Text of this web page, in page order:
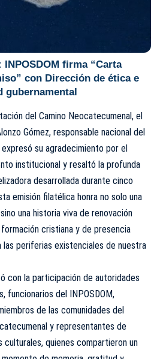
INPOSDOM firma “Carta
con Dirección de ética e
gubernamental
del Camino Neocatecumenal, el
Gómez, responsable nacional del
su agradecimiento por el
institucional y resaltó la profunda
desarrollada durante cinco
emisión filatélica honra no solo una
una historia viva de renovación
cristiana y de presencia
las periferias existenciales de nuestra
con la participación de autoridades
funcionarios del INPOSDOM,
de las comunidades del
y representantes de
culturales, quienes compartieron un